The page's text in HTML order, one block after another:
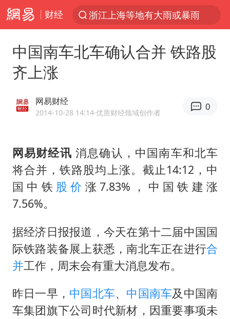
财经
浙江上海等地有大雨或暴雨
新疆优化调整景区内自驾服务费
“新疆的交警怎么个个像我妈”
西湖突现狂风暴雨 游客瞬间被浇透
香港正式允许“拒绝抢救”
白海豚将正面袭击贯穿浙江
郑丽文：台湾从来没有“独立”过
几元成本的AI广告导致千万市值蒸发
酒店回应车内过夜被收150元
商场现钱学森巨幅海报 负责人回应
杭州全市有序停课
中国南车北车确认合并 铁路股
齐上涨
网易财经
2014-10-28 14:14·优质财经领域创作者
0
网易财经讯 消息确认，中国南车和北车
将合并，铁路股均上涨。截止14:12，中
国中铁 股价 涨7.83%，中国铁建涨
7.56%。
据经济日报报道，今天在第十二届中国国
际铁路装备展上获悉，南北车正在进行合
并工作，周末会有重大消息发布。
昨日一早， 中国北车、 中国南车及中国南
车集团旗下公司时代新材，因重要事项未